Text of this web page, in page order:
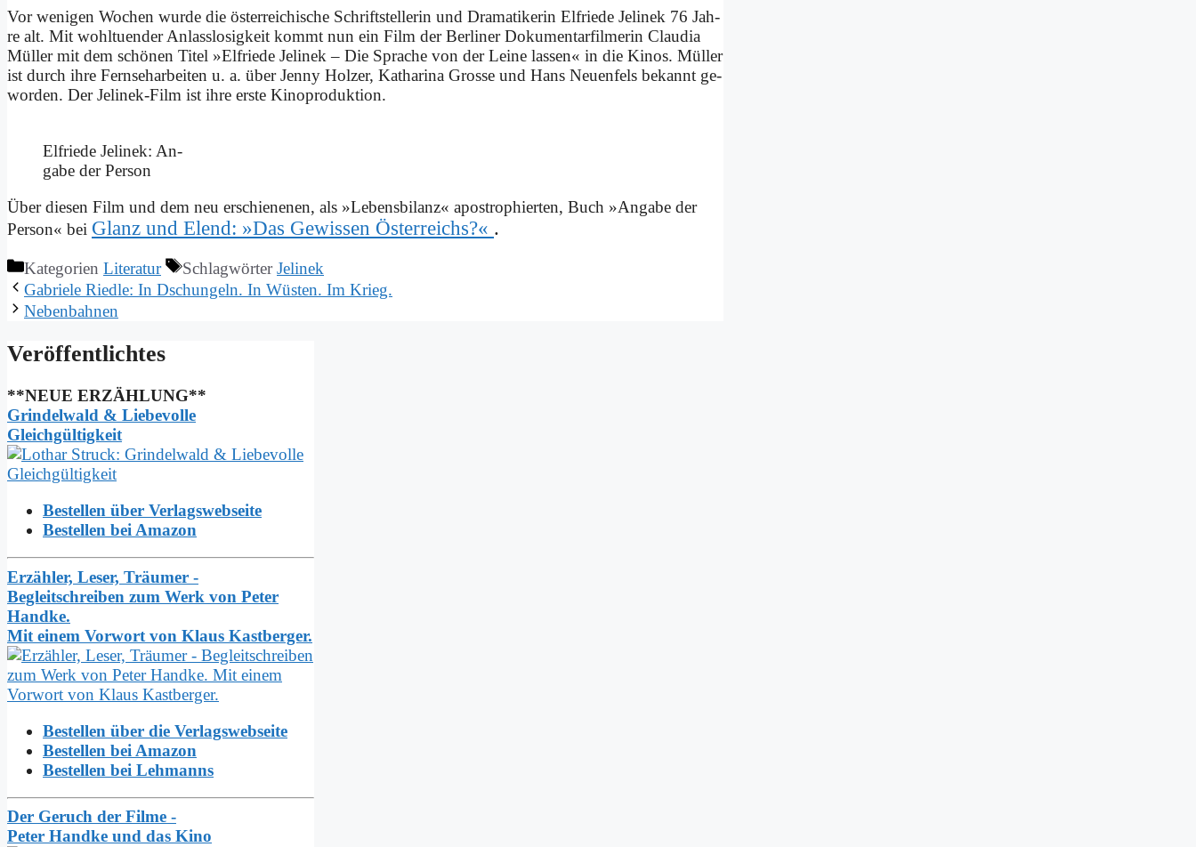
Vor we­ni­gen Wo­chen wur­de die öster­rei­chi­sche Schrift­stel­le­rin und Dra­ma­ti­ke­rin El­frie­de Je­li­nek 76 Jah­
re alt. Mit wohl­tu­en­der An­lass­lo­sig­keit kommt nun ein Film der Ber­li­ner Do­ku­men­tar­fil­me­rin Clau­dia
Mül­ler mit dem schö­nen Ti­tel »El­frie­de Je­li­nek – Die Spra­che von der Lei­ne las­sen« in die Ki­nos. Mül­ler
ist durch ih­re Fern­seh­ar­bei­ten u. a. über Jen­ny Hol­zer, Ka­tha­ri­na Gro­sse und Hans Neu­en­fels be­kannt ge­
wor­den. Der Je­li­nek-Film ist ih­re er­ste Ki­no­pro­duk­ti­on.
El­frie­de Je­li­nek: An­
ga­be der Per­son
Über die­sen Film und dem neu er­schie­ne­nen, als »Le­bens­bi­lanz« apo­stro­phier­ten, Buch »An­ga­be der
Per­son« bei Glanz und Elend: »Das Ge­wis­sen Öster­reichs?« .
Kategorien Literatur SchlagwörterJelinek
Ga­brie­le Ried­le: In Dschun­geln. In Wü­sten. Im Krieg.
Ne­ben­bah­nen
Ver­öf­fent­lich­tes
**NEUE ERZÄHLUNG**
Grindelwald & Liebevolle
Gleichgültigkeit
Bestellen über Verlagswebseite
Bestellen bei Amazon
Erzähler, Leser, Träumer -
Begleitschreiben zum Werk von Peter
Handke.
Mit einem Vorwort von Klaus Kastberger.
Bestellen über die Verlagswebseite
Bestellen bei Amazon
Bestellen bei Lehmanns
Der Geruch der Filme -
Peter Handke und das Kino